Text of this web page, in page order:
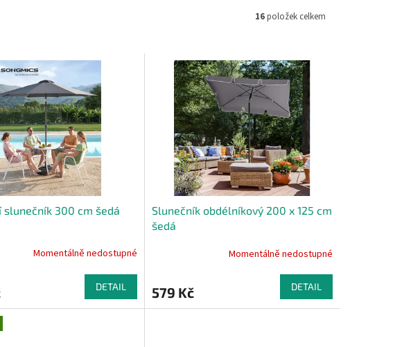
16položek celkem
slunečník 300 cm šedá
Momentálně nedostupné
DETAIL
Slunečník obdélníkový 200 x 125 cm
šedá
Momentálně nedostupné
579 Kč DETAIL